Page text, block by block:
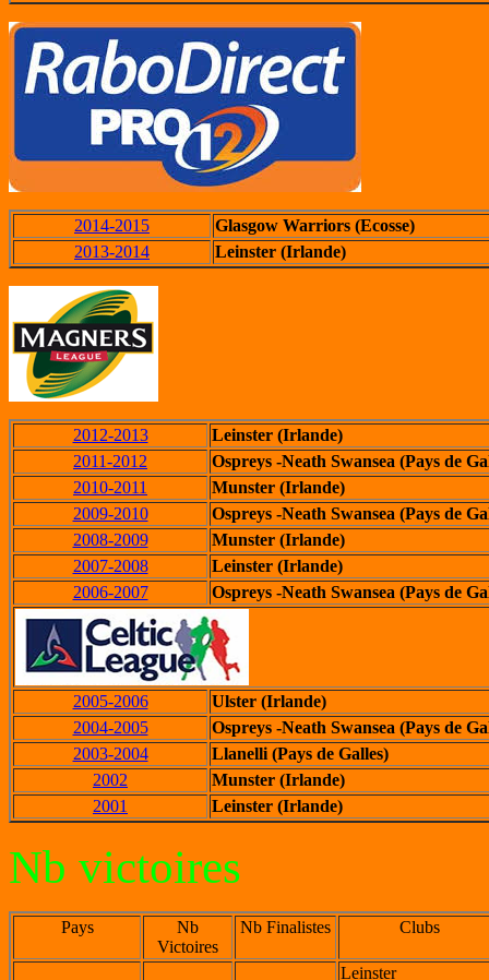
2014-2015
Glasgow Warriors (Ecosse)
2013-2014
Leinster (Irlande)
2012-2013
Leinster (Irlande)
2011-2012
Ospreys -Neath Swansea (Pays de
2010-2011
Munster (Irlande)
2009-2010
Ospreys -Neath Swansea (Pays de
2008-2009
Munster (Irlande)
2007-2008
Leinster (Irlande)
2006-2007
Ospreys -Neath Swansea (Pays de
2005-2006
Ulster (Irlande)
2004-2005
Ospreys -Neath Swansea (Pays de
2003-2004
Llanelli (Pays de Galles)
2002
Munster (Irlande)
2001
Leinster (Irlande)
Nb victoires
Pays
Nb
Victoires
Nb Finalistes Clubs
Leinster